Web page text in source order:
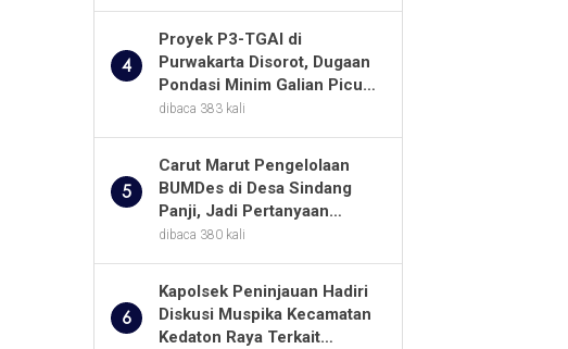
4
Proyek P3-TGAI di
Purwakarta Disorot, Dugaan
Pondasi Minim Galian Picu
Pertanyaan Besar soal
dibaca 383 kali
5
Carut Marut Pengelolaan
BUMDes di Desa Sindang
Panji, Jadi Pertanyaan
Masyarakat
dibaca 380 kali
6
Kapolsek Peninjauan Hadiri
Diskusi Muspika Kecamatan
Kedaton Raya Terkait